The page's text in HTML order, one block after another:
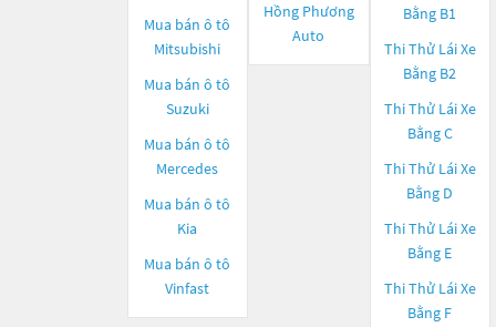
Mua bán ô tô
Mitsubishi
Mua bán ô tô
Suzuki
Mua bán ô tô
Mercedes
Mua bán ô tô
Kia
Mua bán ô tô
Vinfast
Hồng Phương
Auto
Bằng B1
Thi Thử Lái Xe
Bằng B2
Thi Thử Lái Xe
Bằng C
Thi Thử Lái Xe
Bằng D
Thi Thử Lái Xe
Bằng E
Thi Thử Lái Xe
Bằng F